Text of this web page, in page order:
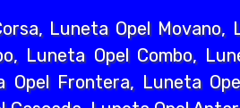
Luneta Opel Movano,
Luneta Opel Combo,
Frontera, Luneta